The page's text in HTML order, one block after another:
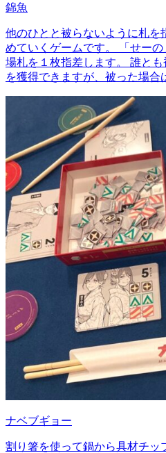
錦魚
他のひとと被らないように札を
めていくゲームです。 「せー
場札を１枚指差します。 誰と
を獲得できますが、被った場合
ナベブギョー
割り箸を使って鍋から具材チッ